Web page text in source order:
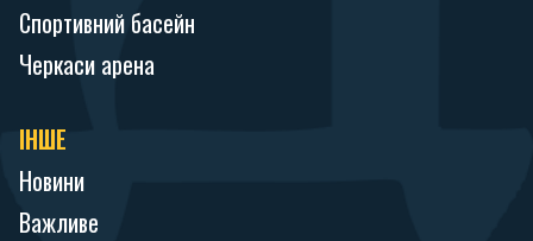
Спортивний басейн
Черкаси арена
ІНШЕ
Новини
Важливе